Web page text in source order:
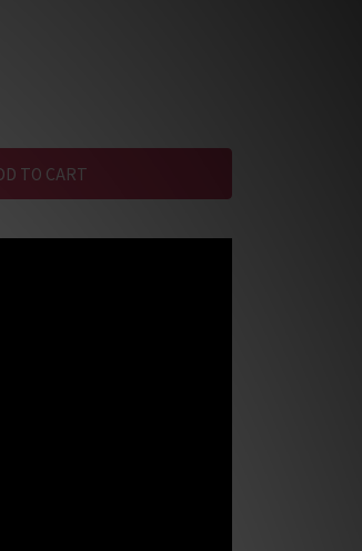
TO CART